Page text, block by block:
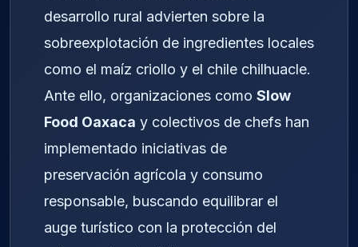
desarrollo rural advierten sobre la
sobreexplotación de ingredientes locales
como el maíz criollo y el chile chilhuacle.
Ante ello, organizaciones como Slow
Food Oaxaca y colectivos de chefs han
implementado iniciativas de
preservación agrícola y consumo
responsable, buscando equilibrar el
auge turístico con la protección del